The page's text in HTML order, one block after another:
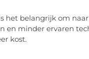
het belangrijk om
minder ervaren
kost.